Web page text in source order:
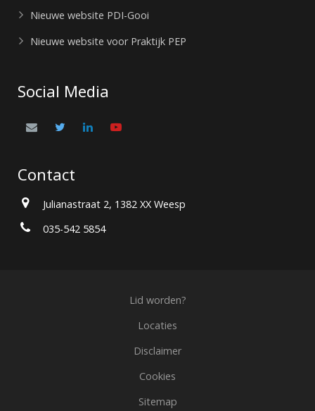
Nieuwe website PDI-Gooi
Nieuwe website voor Praktijk PEP
Social Media
Contact
Julianastraat 2, 1382 XX Weesp
035-542 5854
Lid worden?
Locaties
Disclaimer
Cookies
Sitemap